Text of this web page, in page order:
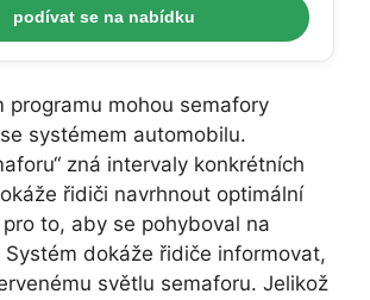
podívat se na nabídku
programu mohou semafory
systémem automobilu.
zná intervaly konkrétních
řidiči navrhnout optimální
to, aby se pohyboval na
Systém dokáže řidiče informovat,
světlu semaforu. Jelikož